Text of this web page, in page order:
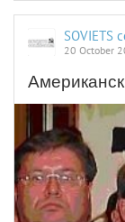
SOVIETS
20 October